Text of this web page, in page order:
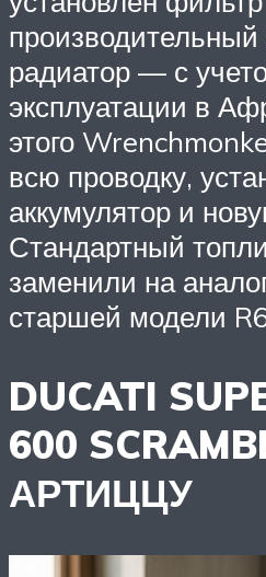
радиатор — с
эксплуатации в
этого
всю проводку,
аккумулятор и
Стандартный
заменили на
старшей модели
DUCATI
600
АРТИЦЦУ